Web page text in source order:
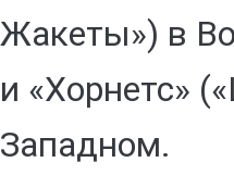
Жакеты») в
и «Хорнетс»
Западном.